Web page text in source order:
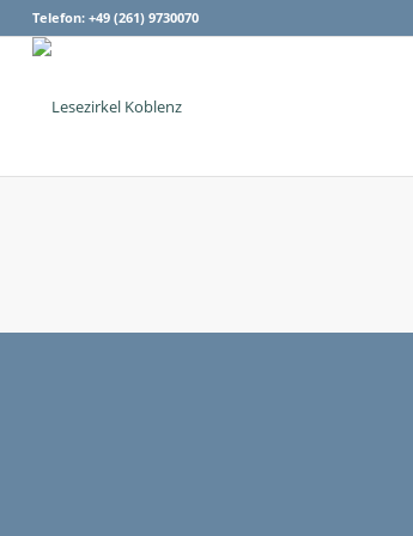
Telefon: +49 (261) 9730070